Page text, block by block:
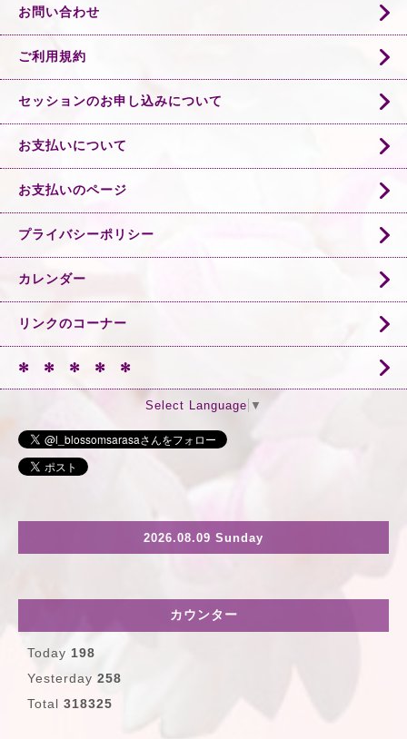
お問い合わせ
ご利用規約
セッションのお申し込みについて
お支払いについて
お支払いのページ
プライバシーポリシー
カレンダー
リンクのコーナー
✻ ✻ ✻ ✻ ✻
Select Language ▼
2026.08.09 Sunday
カウンター
Today 198
Yesterday 258
Total 318325